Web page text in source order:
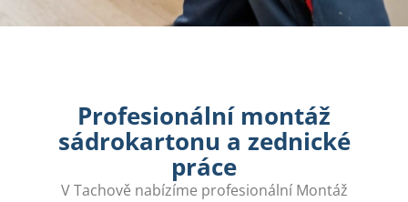
Profesionální montáž
sádrokartonu a zednické
práce
V Tachově nabízíme profesionální Montáž